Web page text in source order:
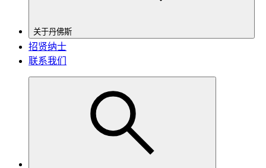
关于丹佛斯
招贤纳士
联系我们